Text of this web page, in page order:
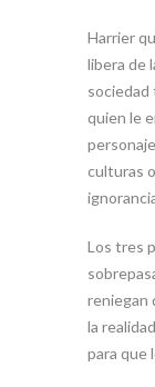
Harrier
libera de
sociedad
quien le
culturas
Los tres
reniegan
la
para que